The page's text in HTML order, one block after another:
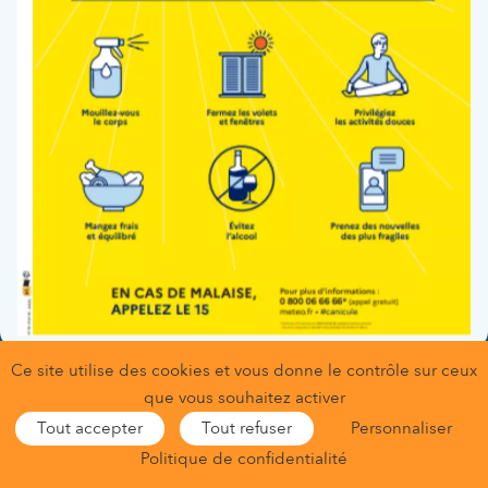
Fonction :Echographies obstétricales
Service(s) :Consultations de grossesse et préparation à la
naissance
Gestion des données personnelles
Conditions générales d’utilisationMentions légales
Gestion des cookies Nous contacterNous trouver
Ce site utilise des cookies et vous donne le contrôle sur ceux
que vous souhaitez activer
Tout accepter
Tout refuser
Personnaliser
Politique de confidentialité